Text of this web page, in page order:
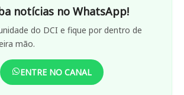
notícias no WhatsApp!
do DCI e fique por dentro de
mão.
ENTRE NO CANAL